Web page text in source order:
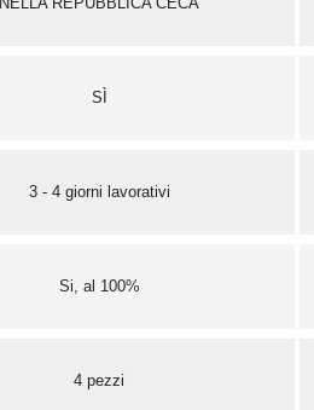
SÌ
3 - 4 giorni lavorativi
Si, al 100%
4 pezzi